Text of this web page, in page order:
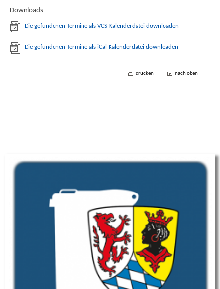
Downloads
Die gefundenen Termine als VCS-Kalenderdatei downloaden
Die gefundenen Termine als iCal-Kalenderdatei downloaden
drucken nach oben